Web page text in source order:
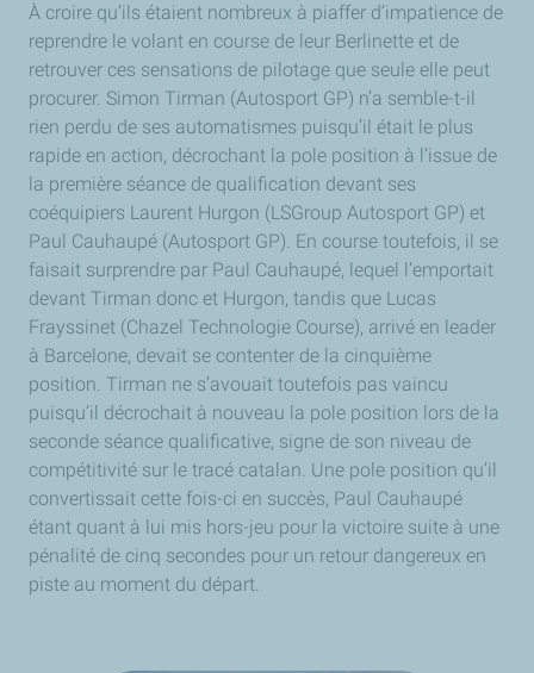
À croire qu’ils étaient nombreux à piaffer d’impatience de
reprendre le volant en course de leur Berlinette et de
retrouver ces sensations de pilotage que seule elle peut
procurer. Simon Tirman (Autosport GP) n’a semble-t-il
rien perdu de ses automatismes puisqu’il était le plus
rapide en action, décrochant la pole position à l’issue de
la première séance de qualification devant ses
coéquipiers Laurent Hurgon (LSGroup Autosport GP) et
Paul Cauhaupé (Autosport GP). En course toutefois, il se
faisait surprendre par Paul Cauhaupé, lequel l’emportait
devant Tirman donc et Hurgon, tandis que Lucas
Frayssinet (Chazel Technologie Course), arrivé en leader
à Barcelone, devait se contenter de la cinquième
position. Tirman ne s’avouait toutefois pas vaincu
puisqu’il décrochait à nouveau la pole position lors de la
seconde séance qualificative, signe de son niveau de
compétitivité sur le tracé catalan. Une pole position qu’il
convertissait cette fois-ci en succès, Paul Cauhaupé
étant quant à lui mis hors-jeu pour la victoire suite à une
pénalité de cinq secondes pour un retour dangereux en
piste au moment du départ.